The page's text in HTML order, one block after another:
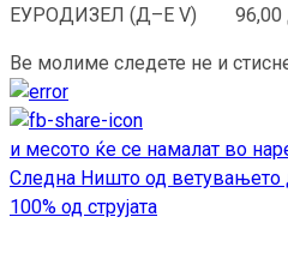
ЕУРОДИЗЕЛ (Д–Е V) 96,00
Ве молиме следете не и
Continue
Reading
и месото ќе се намалат во
Следна Ништо од
100% од струјата